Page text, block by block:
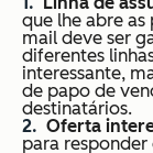
que lhe abre
mail deve ser
diferentes
interessante,
de papo de
destinatários.
Oferta
para